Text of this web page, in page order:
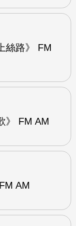
絲路》 FM
》 FM AM
AM